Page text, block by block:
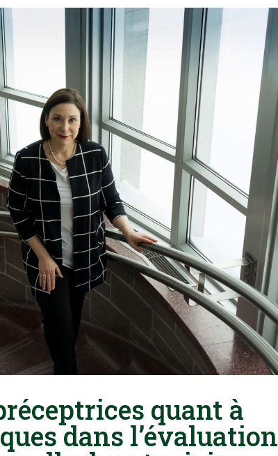
quant à
dans l’évaluation